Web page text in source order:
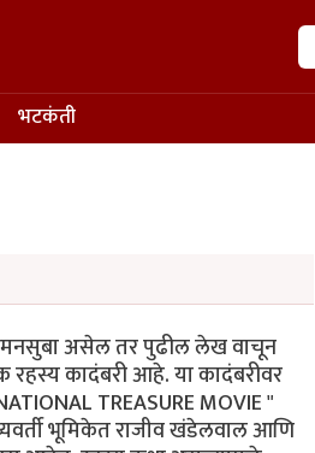
शोध
भटकंती
मनसुबा असेल तर पुढील लेख वाचून
रहस्य कादंबरी आहे. या कादंबरीवर
TREASURE MOVIE "
भूमिकेत राजीव खंडेलवाल आणि